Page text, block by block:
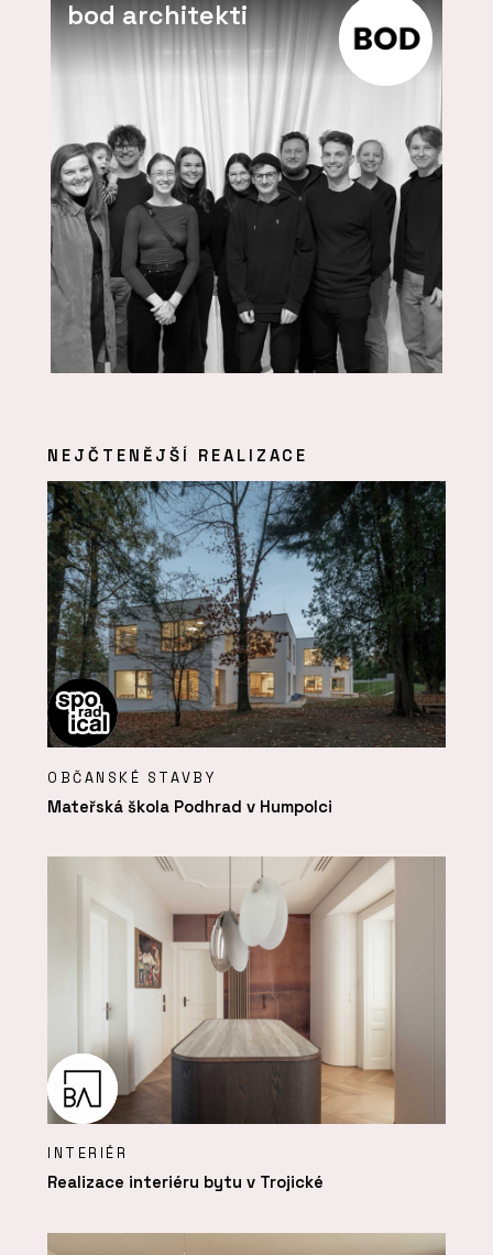
bod architekti
NEJČTENĚJŠÍ REALIZACE
OBČANSKÉ STAVBY
Mateřská škola Podhrad v Humpolci
INTERIÉR
Realizace interiéru bytu v Trojické